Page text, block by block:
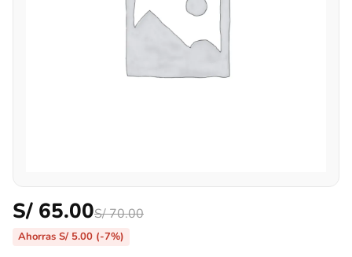
S/ 65.00S/70.00
Ahorras S/ 5.00 (-7%)